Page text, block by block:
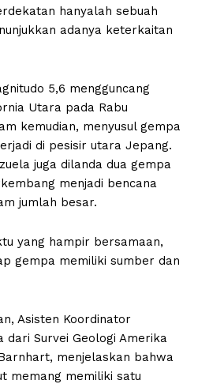
hanyalah sebuah
adanya keterkaitan
5,6 mengguncang
Utara pada Rabu
kemudian, menyusul gempa
di pesisir utara Jepang.
juga dilanda dua gempa
menjadi bencana
jumlah besar.
yang hampir bersamaan,
gempa memiliki sumber dan
Asisten Koordinator
dari Survei Geologi Amerika
menjelaskan bahwa
memang memiliki satu